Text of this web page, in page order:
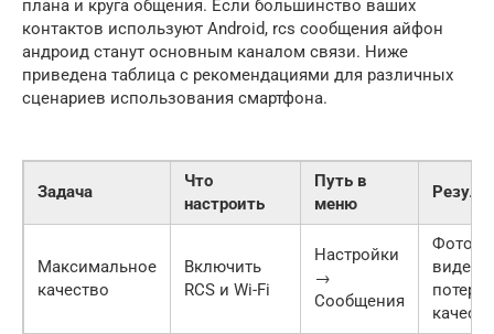
плана и круга общения. Если большинство ваших
контактов используют Android, rcs сообщения айфон
андроид станут основным каналом связи. Ниже
приведена таблица с рекомендациями для различных
сценариев использования смартфона.
Задача
Что
настроить
Путь в
меню
Максимальное
качество
Включить
RCS и Wi-Fi
Настройки
→
Сообщения
Фото и
видео
потери